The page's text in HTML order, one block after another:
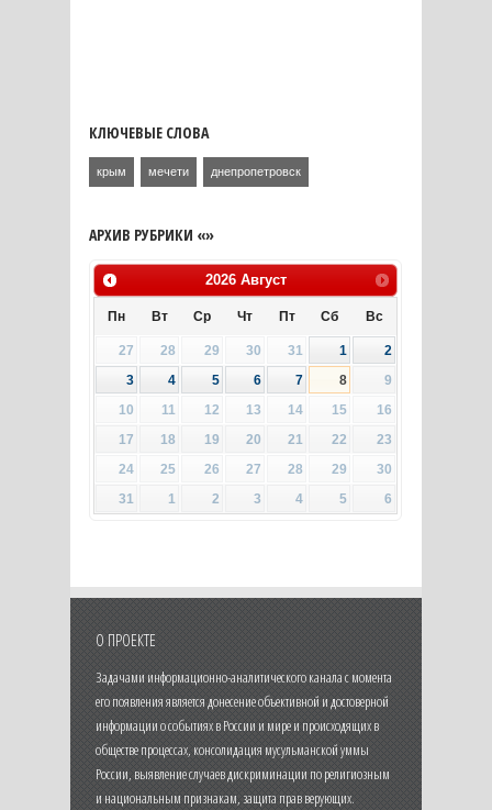
КЛЮЧЕВЫЕ СЛОВА
крым мечети днепропетровск
АРХИВ РУБРИКИ «»
2026 Август
Пн Вт Ср Чт Пт Сб Вс
27 28 29 30 31 1
2
3
4 5 6 7 8
9
10
11 12 13 14 15
16
17
18 19 20 21 22
23
24
25 26 27 28 29
30
31
1 2 3 4 5 6
О ПРОЕКТЕ
Задачами информационно-аналитического канала с момента
его появления является донесение объективной и достоверной
информации о событиях в России и мире и происходящих в
обществе процессах, консолидация мусульманской уммы
России, выявление случаев дискриминации по религиозным
и национальным признакам, защита прав верующих.